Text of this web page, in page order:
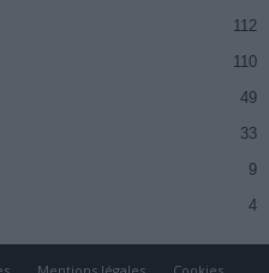
112
110
49
33
9
4